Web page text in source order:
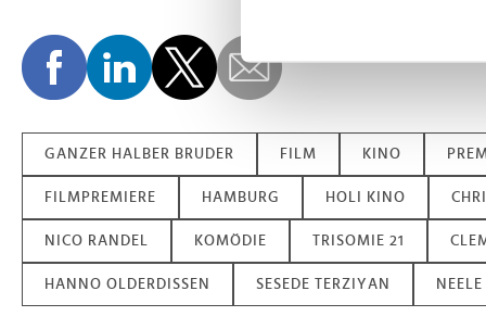
Erfahren Sie mehr darüber,
Wir verwenden Cookies, um
Website an unsere Partner
möglicherweise mit weiteren
der Dienste gesammelt
GANZER HALBER BRUDER FILM KINO
FILMPREMIERE HAMBURG HOLI KINO
NICO RANDEL KOMÖDIE TRISOMIE 21
HANNO OLDERDISSEN SESEDE TERZIYAN